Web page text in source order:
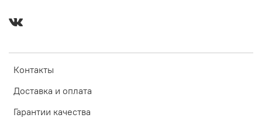
Контакты
Доставка и оплата
Гарантии качества